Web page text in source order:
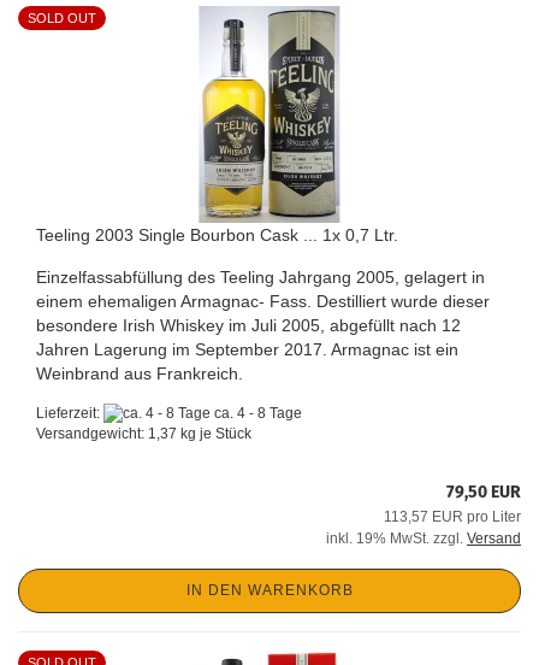
SOLD OUT
Teeling 2003 Single Bourbon Cask ... 1x 0,7 Ltr.
Einzelfassabfüllung des Teeling Jahrgang 2005, gelagert in
einem ehemaligen Armagnac- Fass. Destilliert wurde dieser
besondere Irish Whiskey im Juli 2005, abgefüllt nach 12
Jahren Lagerung im September 2017. Armagnac ist ein
Weinbrand aus Frankreich.
Lieferzeit:
ca. 4 - 8 Tage
Versandgewicht: 1,37 kg je Stück
79,50 EUR
113,57 EUR pro Liter
inkl. 19% MwSt. zzgl. Versand
IN DEN WARENKORB